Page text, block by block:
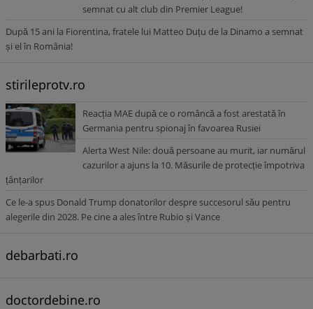
semnat cu alt club din Premier League!
După 15 ani la Fiorentina, fratele lui Matteo Duțu de la Dinamo a semnat
și el în România!
stirileprotv.ro
Reacția MAE după ce o româncă a fost arestată în
Germania pentru spionaj în favoarea Rusiei
Alerta West Nile: două persoane au murit, iar numărul
cazurilor a ajuns la 10. Măsurile de protecție împotriva
țânțarilor
Ce le-a spus Donald Trump donatorilor despre succesorul său pentru
alegerile din 2028. Pe cine a ales între Rubio și Vance
debarbati.ro
doctordebine.ro